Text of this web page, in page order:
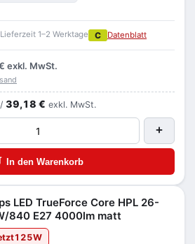
Lieferzeit 1–2 Werktage C Datenblatt
exkl. MwSt.
39,18 € exkl. MwSt.
+
In den Warenkorb
LED TrueForce Core HPL 26-
840 E27 4000lm matt
125W